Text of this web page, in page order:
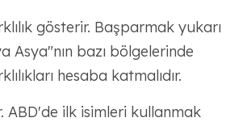
gösterir. Başparmak yukarı
Asya"nın bazı bölgelerinde
hesaba katmalıdır.
ilk isimleri kullanmak